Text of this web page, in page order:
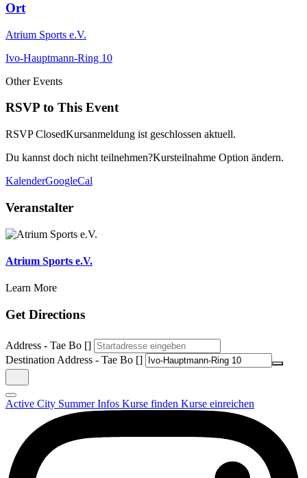
Ort
Atrium Sports e.V.
Ivo-Hauptmann-Ring 10
Other Events
RSVP to This Event
RSVP ClosedKursanmeldung ist geschlossen aktuell.
Du kannst doch nicht teilnehmen?Kursteilnahme Option ändern.
KalenderGoogleCal
Veranstalter
Atrium Sports e.V.
Learn More
Get Directions
Address - Tae Bo []
Destination Address - Tae Bo []
Active City SummerInfos Kurse finden Kurse einreichen